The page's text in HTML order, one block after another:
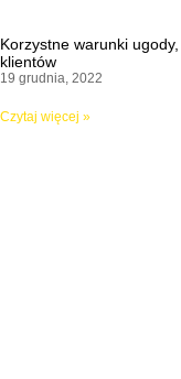
Korzystne warunki
klientów
19 grudnia, 2022
Czytaj więcej »